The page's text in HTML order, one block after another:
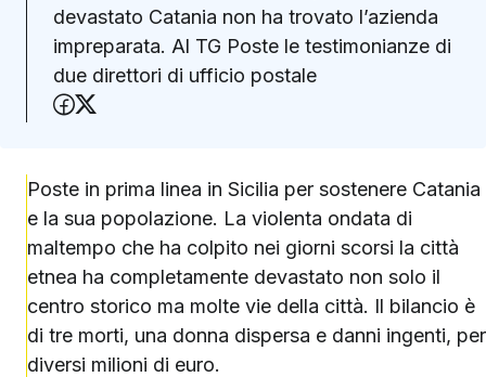
devastato Catania non ha trovato l’azienda
impreparata. Al TG Poste le testimonianze di
due direttori di ufficio postale
Condividi su Facebook
Poste in prima linea in Sicilia per sostenere Catania
e la sua popolazione. La violenta ondata di
maltempo che ha colpito nei giorni scorsi la città
etnea ha completamente devastato non solo il
centro storico ma molte vie della città. Il bilancio è
di tre morti, una donna dispersa e danni ingenti, per
diversi milioni di euro.